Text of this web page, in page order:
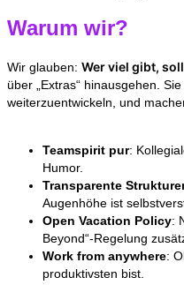
Warum wir?
Wir glauben: Wer viel gibt,
über „Extras“ hinausgehen.
weiterzuentwickeln, und
Teamspirit pur:
Humor.
Transparente
Augenhöhe ist
Open Vacation Policy:
Beyond“-Regelung
Work from anywhere:
produktivsten bist.